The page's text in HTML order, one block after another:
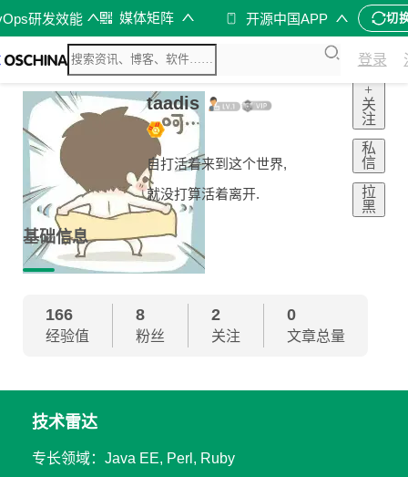
研发效能 媒体矩阵 开源中国APP 切
登录
taadis
自打活着来到这个世界,
就没打算活着离开.
+
关
注
私
信
拉
黑
基础信息
166
经验值
8
粉丝
2
关注
0
文章总量
技术雷达
专长领域：Java EE, Perl, Ruby